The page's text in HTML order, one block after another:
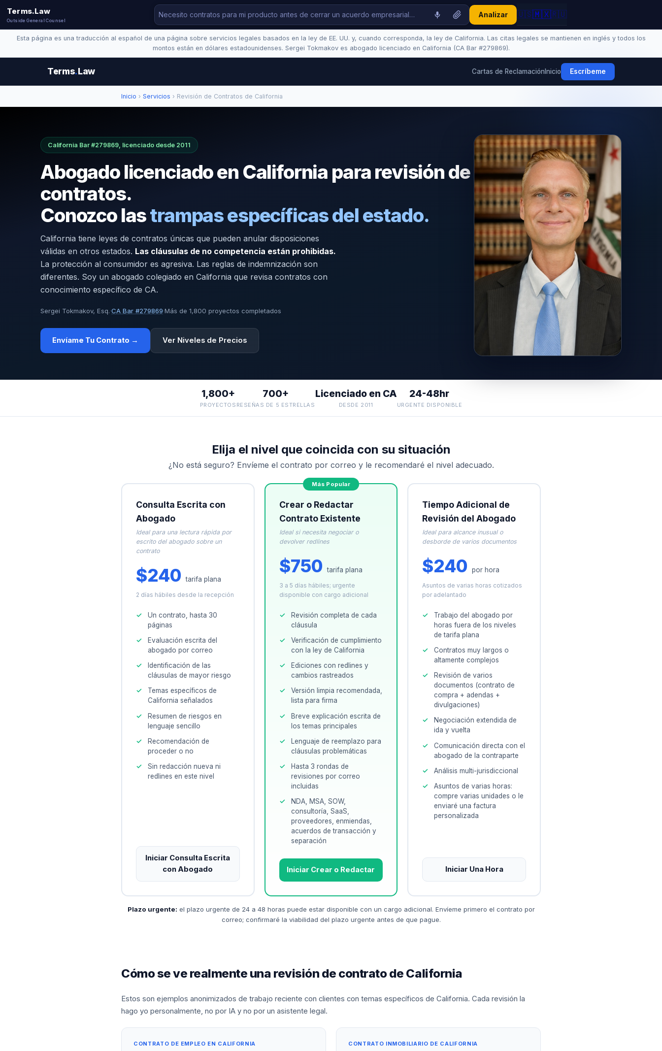
Terms.Law
Outside General Counsel
🇺🇸🇲🇽🇷🇺
Analizar
Esta página es una traducción al español de una página sobre servicios legales basados en la ley de EE. UU. y, cuando corresponda, la ley de California. Las citas legales se mantienen en inglés y todos los
montos están en dólares estadounidenses. Sergei Tokmakov es abogado licenciado en California (CA Bar #279869).
Terms.Law Cartas de ReclamaciónInicio Escríbeme
Inicio › Servicios › Revisión de Contratos de California
California Bar #279869, licenciado desde 2011
Abogado licenciado en California para revisión de
contratos.
Conozco lastrampas específicas del estado.
California tiene leyes de contratos únicas que pueden anular disposiciones
válidas en otros estados. Las cláusulas de no competencia están prohibidas.
La protección al consumidor es agresiva. Las reglas de indemnización son
diferentes. Soy un abogado colegiado en California que revisa contratos con
conocimiento específico de CA.
Sergei Tokmakov, Esq.·CA Bar #279869·Más de 1,800 proyectos completados
Envíame Tu Contrato → Ver Niveles de Precios
1,800+
PROYECTOS
700+
RESEÑAS DE 5 ESTRELLAS
Licenciado en CA
DESDE 2011
24-48hr
URGENTE DISPONIBLE
Elija el nivel que coincida con su situación
¿No está seguro? Envíeme el contrato por correo y le recomendaré el nivel adecuado.
Consulta Escrita con
Abogado
Ideal para una lectura rápida por
escrito del abogado sobre un
contrato
$240tarifa plana
2 días hábiles desde la recepción
Un contrato, hasta 30
páginas
Evaluación escrita del
abogado por correo
Identificación de las
cláusulas de mayor riesgo
Temas específicos de
California señalados
Resumen de riesgos en
lenguaje sencillo
Recomendación de
proceder o no
Sin redacción nueva ni
redlines en este nivel
Iniciar Consulta Escrita
con Abogado
Crear o Redactar
Contrato Existente
Ideal si necesita negociar o
devolver redlines
$750tarifa plana
3 a 5 días hábiles; urgente
disponible con cargo adicional
Revisión completa de cada
cláusula
Verificación de cumplimiento
con la ley de California
Ediciones con redlines y
cambios rastreados
Versión limpia recomendada,
lista para firma
Breve explicación escrita de
los temas principales
Lenguaje de reemplazo para
cláusulas problemáticas
Hasta 3 rondas de
revisiones por correo
incluidas
NDA, MSA, SOW,
consultoría, SaaS,
proveedores, enmiendas,
acuerdos de transacción y
separación
Iniciar Crear o Redactar
Tiempo Adicional de
Revisión del Abogado
Ideal para alcance inusual o
desborde de varios documentos
$240por hora
Asuntos de varias horas cotizados
por adelantado
Trabajo del abogado por
horas fuera de los niveles
de tarifa plana
Contratos muy largos o
altamente complejos
Revisión de varios
documentos (contrato de
compra + adendas +
divulgaciones)
Negociación extendida de
ida y vuelta
Comunicación directa con el
abogado de la contraparte
Análisis multi-jurisdiccional
Asuntos de varias horas:
compre varias unidades o le
enviaré una factura
personalizada
Iniciar Una Hora
Plazo urgente: el plazo urgente de 24 a 48 horas puede estar disponible con un cargo adicional. Envíeme primero el contrato por
correo; confirmaré la viabilidad del plazo urgente antes de que pague.
Cómo se ve realmente una revisión de contrato de California
Estos son ejemplos anonimizados de trabajo reciente con clientes con temas específicos de California. Cada revisión la
hago yo personalmente, no por IA y no por un asistente legal.
CONTRATO DE EMPLEO EN CALIFORNIA CONTRATO INMOBILIARIO DE CALIFORNIA